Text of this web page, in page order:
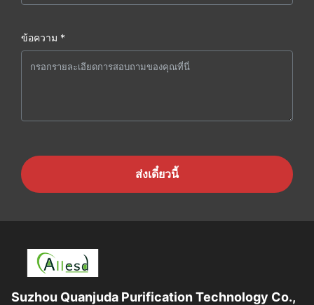
ข้อความ *
ส่งเดี๋ยวนี้
Suzhou Quanjuda Purification Technology Co.,